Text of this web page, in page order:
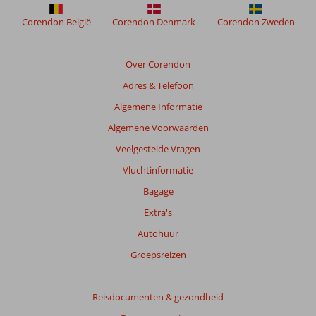
weergegeven
om
Over Corendon
Adres & Telefoon
Algemene Informatie
Algemene Voorwaarden
Veelgestelde Vragen
Vluchtinformatie
Bagage
Extra's
Autohuur
Groepsreizen
Reisdocumenten & gezondheid
Corendon België Corendon Denmark Corendon Zweden